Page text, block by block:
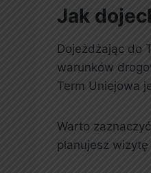
Jak
Dojeżdżając do
warunków
Term Uniejowa
Warto
planujesz wizytę